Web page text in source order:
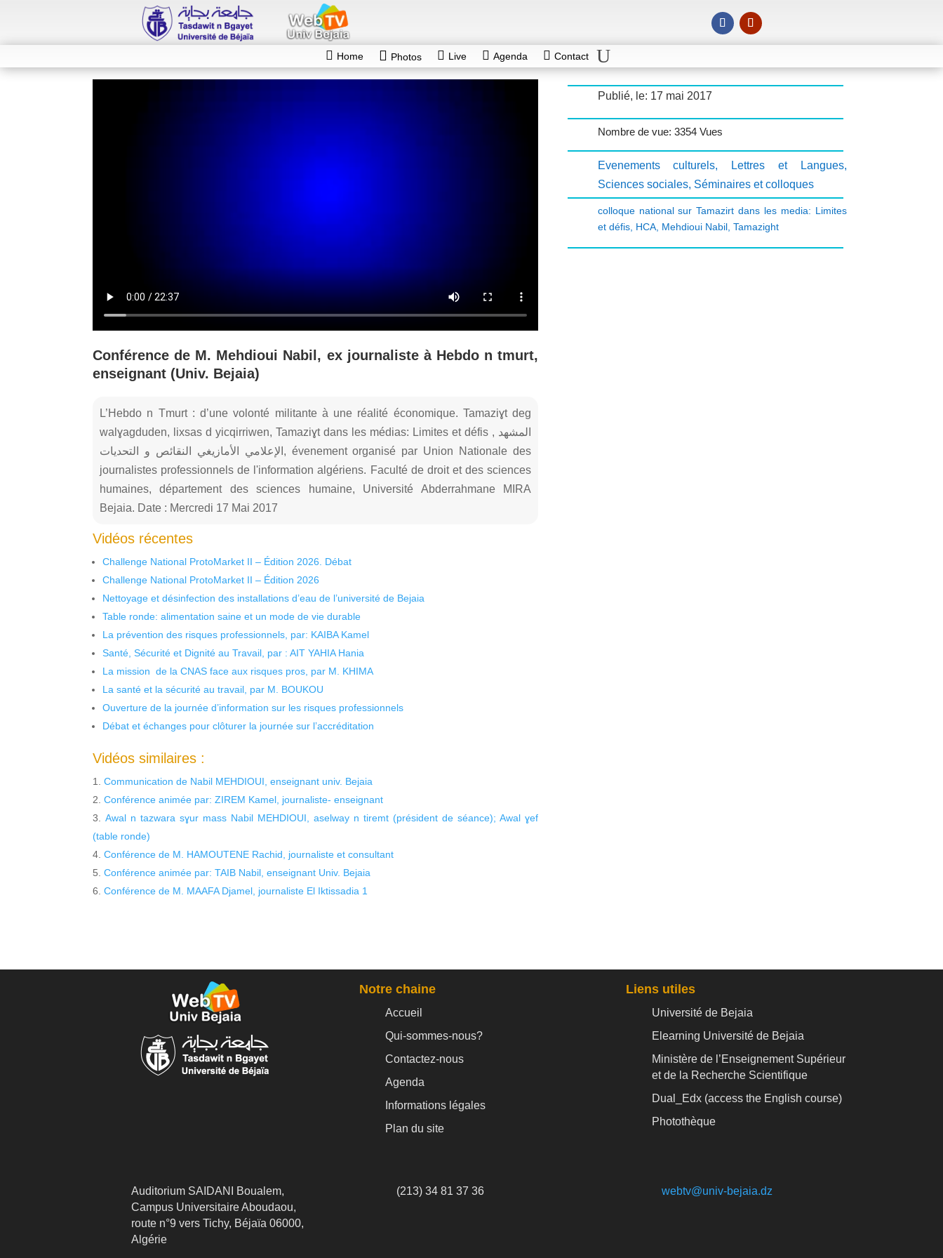
Home Photos Live Agenda Contact
Conférence de M. Mehdioui Nabil, ex journaliste à Hebdo n tmurt,
enseignant (Univ. Bejaia)
L’Hebdo n Tmurt : d’une volonté militante à une réalité économique. Tamaziɣt deg
walɣagduden, lixsas d yicqirriwen, Tamaziɣt dans les médias: Limites et défis , المشهد
الإعلامي الأمازيغي النقائص و التحديات, évenement organisé par Union Nationale des
journalistes professionnels de l'information algériens. Faculté de droit et des sciences
humaines, département des sciences humaine, Université Abderrahmane MIRA
Bejaia. Date : Mercredi 17 Mai 2017
Vidéos récentes
Challenge National ProtoMarket II – Édition 2026. Débat
Challenge National ProtoMarket II – Édition 2026
Nettoyage et désinfection des installations d’eau de l’université de Bejaia
Table ronde: alimentation saine et un mode de vie durable
La prévention des risques professionnels, par: KAIBA Kamel
Santé, Sécurité et Dignité au Travail, par : AIT YAHIA Hania
La mission de la CNAS face aux risques pros, par M. KHIMA
La santé et la sécurité au travail, par M. BOUKOU
Ouverture de la journée d’information sur les risques professionnels
Débat et échanges pour clôturer la journée sur l’accréditation
Vidéos similaires :
Communication de Nabil MEHDIOUI, enseignant univ. Bejaia
Conférence animée par: ZIREM Kamel, journaliste- enseignant
Awal n tazwara sɣur mass Nabil MEHDIOUI, aselway n tiremt (président de séance); Awal ɣef
(table ronde)
Conférence de M. HAMOUTENE Rachid, journaliste et consultant
Conférence animée par: TAIB Nabil, enseignant Univ. Bejaia
Conférence de M. MAAFA Djamel, journaliste El Iktissadia 1
Publié, le: 17 mai 2017
Nombre de vue: 3354 Vues
Evenements culturels, Lettres et Langues,
Sciences sociales, Séminaires et colloques
colloque national sur Tamazirt dans les media: Limites
et défis, HCA, Mehdioui Nabil, Tamazight
Notre chaine
Accueil
Qui-sommes-nous?
Contactez-nous
Agenda
Informations légales
Plan du site
Liens utiles
Université de Bejaia
Elearning Université de Bejaia
Ministère de l’Enseignement Supérieur
et de la Recherche Scientifique
Dual_Edx (access the English course)
Photothèque
Auditorium SAIDANI Boualem,
Campus Universitaire Aboudaou,
route n°9 vers Tichy, Béjaïa 06000,
Algérie
(213) 34 81 37 36 webtv@univ-bejaia.dz